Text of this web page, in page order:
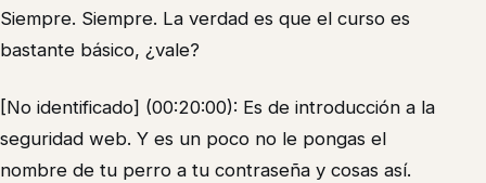
Siempre. Siempre. La verdad es que el curso es
bastante básico, ¿vale?
[No identificado] (00:20:00): Es de introducción a la
seguridad web. Y es un poco no le pongas el
nombre de tu perro a tu contraseña y cosas así.